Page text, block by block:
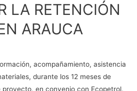
LA RETENCIÓN
ARAUCA
acompañamiento, asistencia
durante los 12 meses de
en convenio con Ecopetrol,